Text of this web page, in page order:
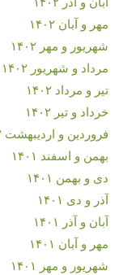
مهر و آبان ۱۴۰۲
شهریور و مهر ۱۴۰۲
مرداد و شهریور ۱۴۰۲
تیر و مرداد ۱۴۰۲
خرداد و تیر ۱۴۰۲
فروردین و اردیبهشت ۱۴۰۲
بهمن و اسفند ۱۴۰۱
دی و بهمن ۱۴۰۱
آذر و دی ۱۴۰۱
آبان و آذر ۱۴۰۱
مهر و آبان ۱۴۰۱
شهریور و مهر ۱۴۰۱